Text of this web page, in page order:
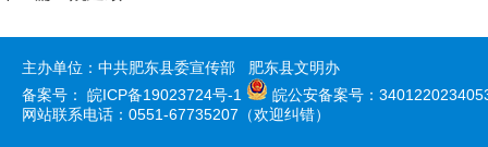
主办单位：中共肥东县委宣传部 肥东县文明办
备案号： 皖ICP备19023724号-1
皖公安备案号：
网站联系电话：0551-67735207（欢迎纠错）